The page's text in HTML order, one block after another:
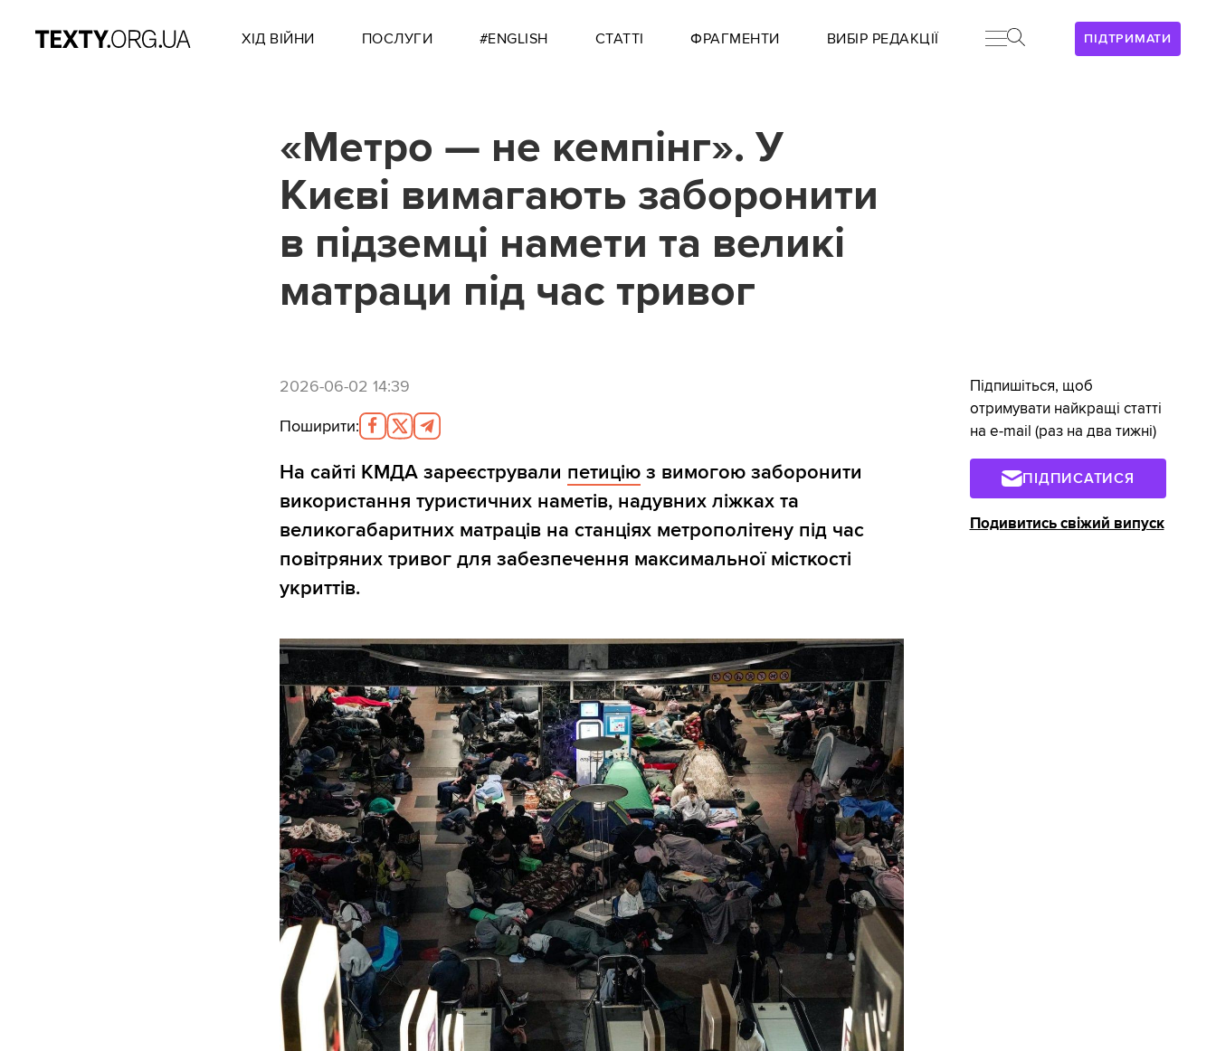
ПІДТРИМАТИ
ХІД ВІЙНИ ПОСЛУГИ #ENGLISH СТАТТІ ФРАГМЕНТИ ВИБІР РЕДАКЦІЇ
«Метро — не кемпінг». У
Києві вимагають заборонити
в підземці намети та великі
матраци під час тривог
2026-06-02 14:39
Поширити:
На сайті КМДА зареєстрували петиціюз вимогою заборонити
використання туристичних наметів, надувних ліжках та
великогабаритних матраців на станціях метрополітену під час
повітряних тривог для забезпечення максимальної місткості
укриттів.
Підпишіться, щоб
отримувати найкращі статті
на e-mail (раз на два тижні)
ПІДПИСАТИСЯ
Подивитись свіжий випуск